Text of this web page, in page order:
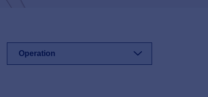
Operation